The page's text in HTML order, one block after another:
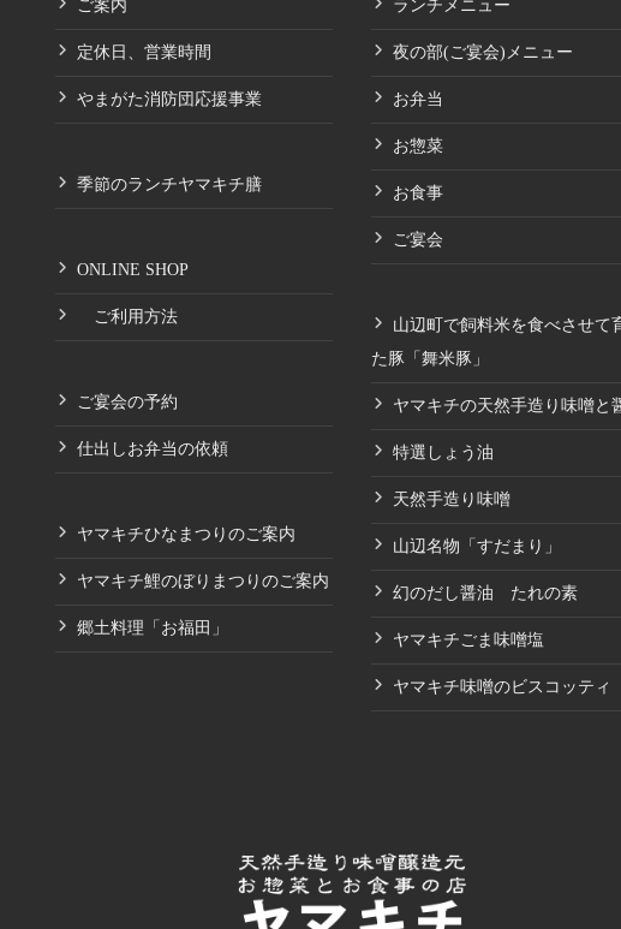
ご案内
定休日、営業時間
やまがた消防団応援事業
季節のランチヤマキチ膳
ONLINE SHOP
ご利用方法
ご宴会の予約
仕出しお弁当の依頼
ヤマキチひなまつりのご案内
ヤマキチ鯉のぼりまつりのご案内
郷土料理「お福田」
ランチメニュー
夜の部(ご宴会)メニュー
お弁当
お惣菜
お食事
ご宴会
山辺町で飼料米を食べさせて
た豚「舞米豚」
ヤマキチの天然手造り味噌と
特選しょう油
天然手造り味噌
山辺名物「すだまり」
幻のだし醤油 たれの素
ヤマキチごま味噌塩
ヤマキチ味噌のビスコッティ